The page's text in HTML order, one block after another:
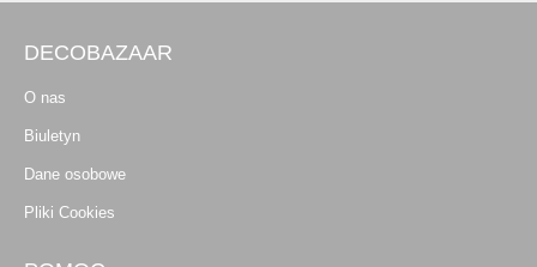
DECOBAZAAR
O nas
Biuletyn
Dane osobowe
Pliki Cookies